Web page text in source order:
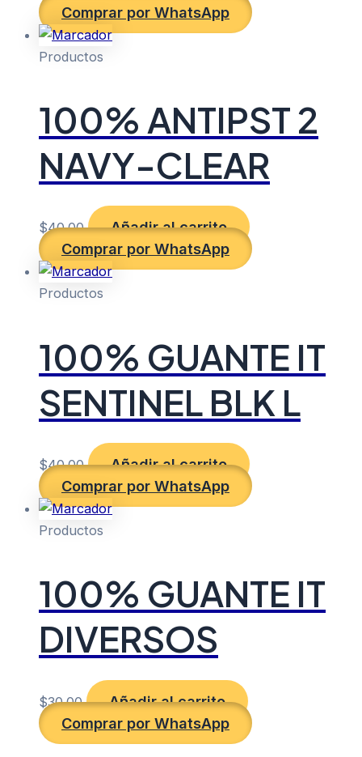
Comprar por WhatsApp
Productos
100% ANTIPST 2
NAVY-CLEAR
$40.00
Añadir al carrito
Comprar por WhatsApp
Productos
100% GUANTE IT
SENTINEL BLK L
$40.00
Añadir al carrito
Comprar por WhatsApp
Productos
100% GUANTE IT
DIVERSOS
$30.00
Añadir al carrito
Comprar por WhatsApp